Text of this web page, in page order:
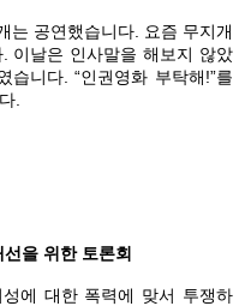
는 공연했습니다. 요즘 무지개
이날은 인사말을 해보지 않았
니다. “인권영화 부탁해!”를
.
을 위한 토론회
에 대한 폭력에 맞서 투쟁하